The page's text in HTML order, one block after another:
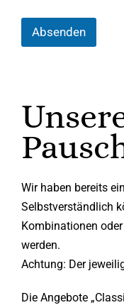
Absenden
Wir haben bereits
Selbstverständlich
Kombinationen
werden.
Achtung: Der
Die Angebote